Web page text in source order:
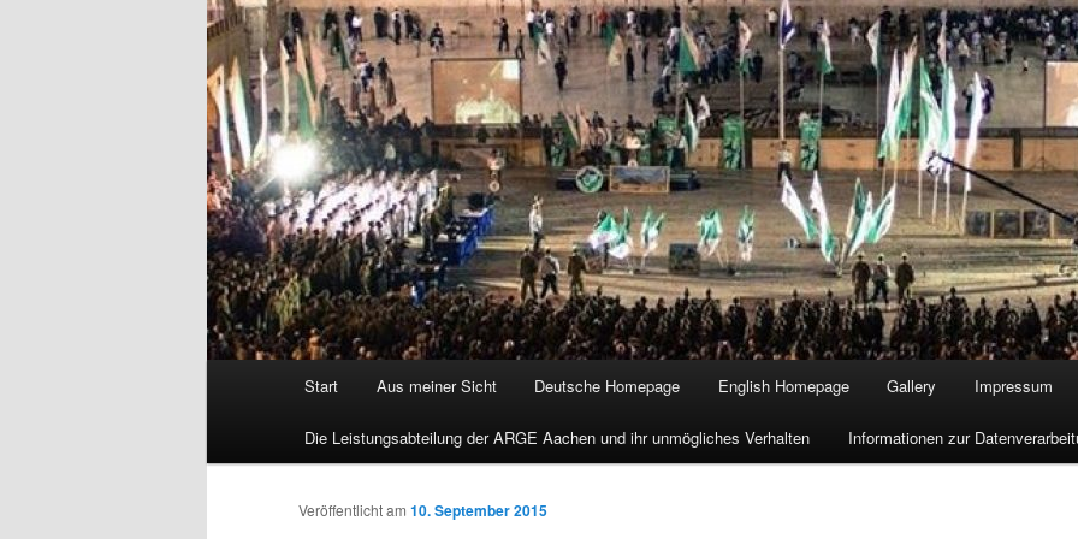
Start Aus meiner Sicht Deutsche Homepage English Homepage Gallery Impressum
Die Leistungsabteilung der ARGE Aachen und ihr unmögliches Verhalten Informationen zur
Veröffentlicht am 10. September 2015